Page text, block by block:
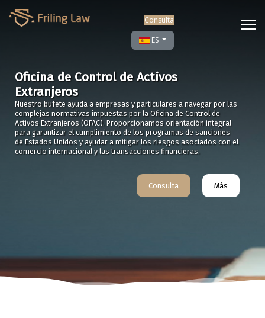
Consulta
Seleccione su idioma
ES
Oficina de Control de Activos
Extranjeros
Nuestro bufete ayuda a empresas y particulares a navegar por las
complejas normativas impuestas por la Oficina de Control de
Activos Extranjeros (OFAC). Proporcionamos orientación integral
para garantizar el cumplimiento de los programas de sanciones
de Estados Unidos y ayudar a mitigar los riesgos asociados con el
comercio internacional y las transacciones financieras.
Consulta Más